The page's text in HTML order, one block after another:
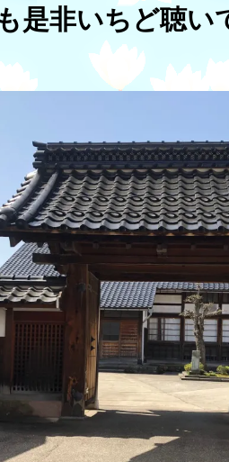
是非いちど聴い